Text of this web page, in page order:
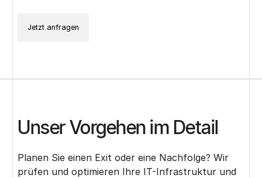
Jetzt anfragen
Unser Vorgehen im Detail
Planen Sie einen Exit oder eine Nachfolge? Wir
prüfen und optimieren Ihre IT-Infrastruktur und